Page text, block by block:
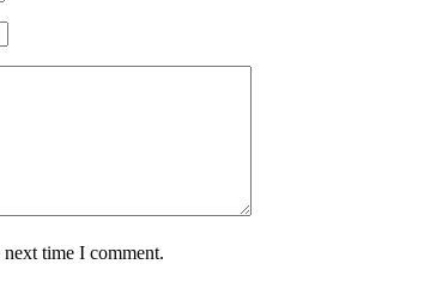
time I comment.